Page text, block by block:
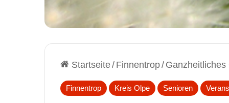
Startseite/ Finnentrop/
Finnentrop Kreis Olpe Senioren